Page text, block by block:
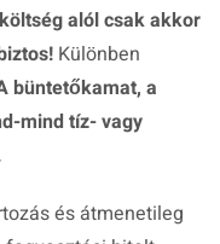
alól csak akkor
Különben
büntetőkamat, a
mind tíz- vagy
és átmenetileg